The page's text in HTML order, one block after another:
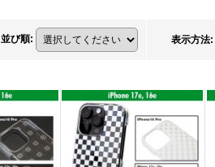
並び順: 表示方法: